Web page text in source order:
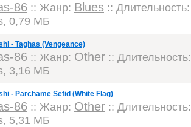
86 :: Жанр: Blues ::
0,79 МБ
- Taghas (Vengeance)
86 :: Жанр: Other ::
3,16 МБ
- Parchame Sefid (White Flag)
86 :: Жанр: Other ::
5,31 МБ